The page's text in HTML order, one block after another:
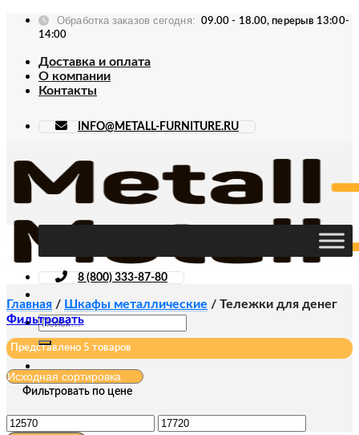
Skip
Обработка заказов сегодня:
09.00 - 18.00, перерыв 13:00-
14:00
Доставка и оплата
О компании
Контакты
INFO@METALL-FURNITURE.RU
Искать:
8 (800) 333-87-80
Главная / Шкафы металлические / Тележки для денег
Фильтровать
Представлено 5 товаров
Фильтровать по цене
Минимальная
Максимальная